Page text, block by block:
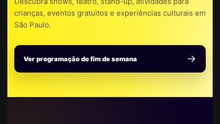
crianças, eventos gratuitos e experiências culturais em
São Paulo.
Ver programação do fim de semana